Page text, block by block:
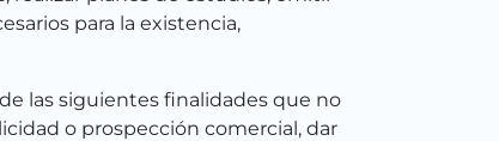
para la existencia,
las siguientes finalidades que no
o prospección comercial, dar